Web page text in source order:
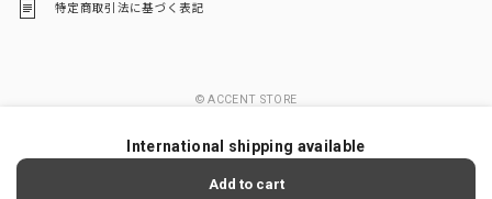
特定商取引法に基づく表記
© ACCENT STORE
International shipping available
Add to cart